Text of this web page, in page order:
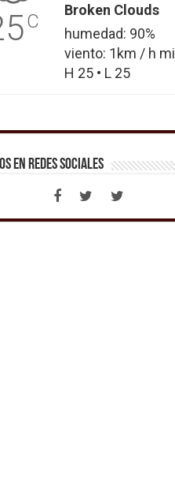
C
Broken Clouds
humedad: 90%
viento: 1km / h mi
H 25 • L 25
en Redes Sociales